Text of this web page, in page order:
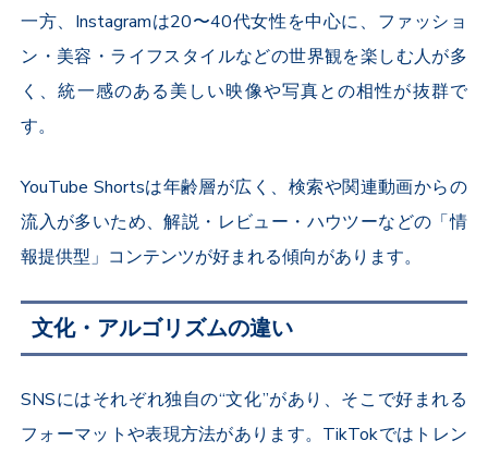
一方、 Instagramは20〜40代女性を中心に、ファッショ
ン・美容・ライフスタイルなどの世界観を楽しむ人が多
く、統一感のある美しい映像や写真との相性が抜群で
す。
YouTube Shortsは年齢層が広く、検索や関連動画からの
流入が多いため、解説・レビュー・ハウツーなどの「情
報提供型」コンテンツが好まれる傾向があります。
文化・アルゴリズムの違い
SNSにはそれぞれ独自の“文化”があり、そこで好まれる
フォーマットや表現方法があります。 TikTokではトレン